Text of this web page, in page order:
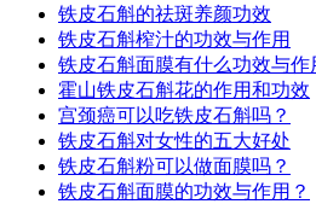
铁皮石斛的祛斑养颜功效
铁皮石斛榨汁的功效与作用
铁皮石斛面膜有什么功效与作
霍山铁皮石斛花的作用和功效
宫颈癌可以吃铁皮石斛吗？
铁皮石斛对女性的五大好处
铁皮石斛粉可以做面膜吗？
铁皮石斛面膜的功效与作用？